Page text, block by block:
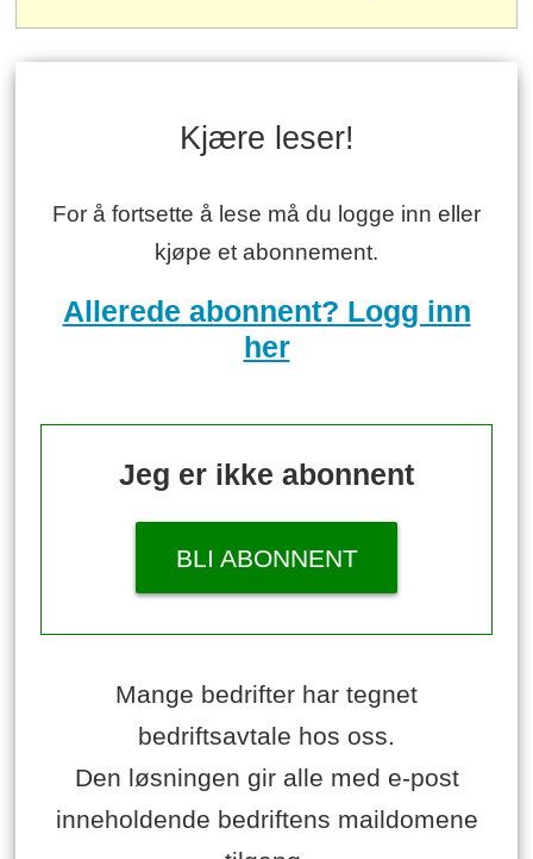
Kjære leser!
For å fortsette å lese må du logge inn eller
kjøpe et abonnement.
Allerede abonnent? Logg inn
her
Jeg er ikke abonnent
BLI ABONNENT
Mange bedrifter har tegnet
bedriftsavtale hos oss.
Den løsningen gir alle med e-post
inneholdende bedriftens maildomene